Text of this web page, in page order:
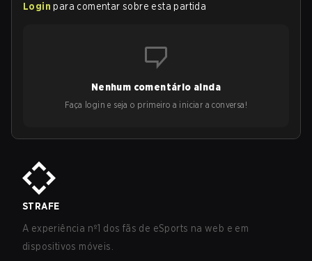
Login para comentar sobre esta partida
Nenhum comentário ainda
Faça login e seja o primeiro a iniciar a conversa!
STRAFE
A experiência nº1 dos fãs de eSports na web e em
dispositivos móveis.